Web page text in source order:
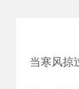
当寒风掠